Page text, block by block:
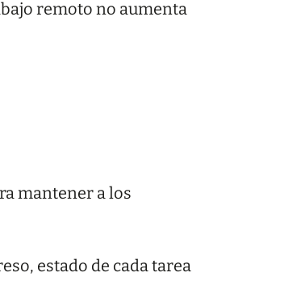
remoto no aumenta
mantener a los
estado de cada tarea